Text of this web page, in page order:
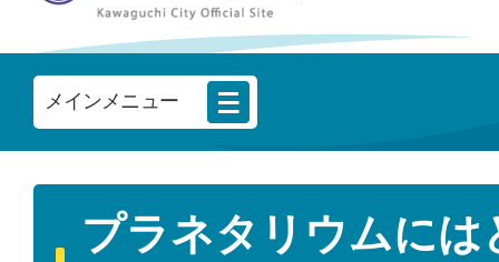
メインメニュー
プラネタリウムには